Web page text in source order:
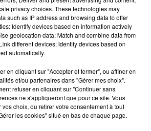
intense qui est toujours
DE REIMS FERME
institutions du centre-ville
JouéClub est contraint de
privacy choices. These technologies may
such as IP address and browsing data to offer
Identify devices based on information actively
geolocation data; Match and combine data from
different devices; Identify devices based on
automatically.
en cliquant sur "Accepter et fermer", ou affiner en
et/ou partenaires dans "Gérer mes choix".
refuser en cliquant sur "Continuer sans
ne s'appliqueront que pour ce site. Vous
choix, ou retirer votre consentement à tout
les cookies" situé en bas de chaque page.